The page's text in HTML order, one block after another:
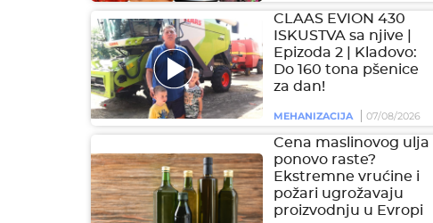
CLAAS EVION 430
ISKUSTVA sa njive |
Epizoda 2 | Kladovo:
Do 160 tona pšenice
za dan!
MEHANIZACIJA 07/08/2026
Cena maslinovog ulja
ponovo raste?
Ekstremne vrućine i
požari ugrožavaju
proizvodnju u Evropi